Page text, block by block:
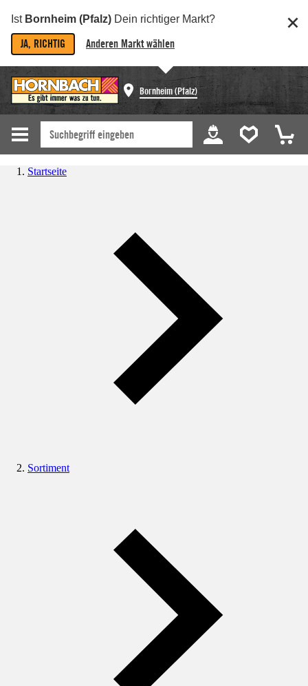
Ist Bornheim (Pfalz) Dein richtiger Markt?
JA, RICHTIG Anderen Markt wählen
Bornheim (Pfalz)
Startseite
Sortiment